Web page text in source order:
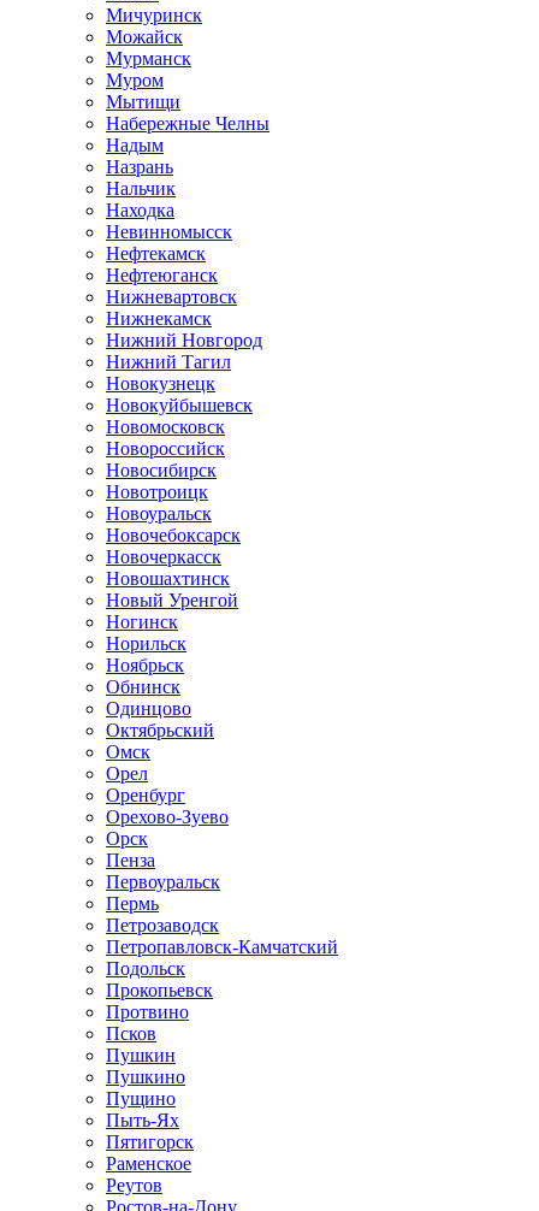
Мичуринск
Можайск
Мурманск
Муром
Мытищи
Набережные Челны
Надым
Назрань
Нальчик
Находка
Невинномысск
Нефтекамск
Нефтеюганск
Нижневартовск
Нижнекамск
Нижний Новгород
Нижний Тагил
Новокузнецк
Новокуйбышевск
Новомосковск
Новороссийск
Новосибирск
Новотроицк
Новоуральск
Новочебоксарск
Новочеркасск
Новошахтинск
Новый Уренгой
Ногинск
Норильск
Ноябрьск
Обнинск
Одинцово
Октябрьский
Омск
Орел
Оренбург
Орехово-Зуево
Орск
Пенза
Первоуральск
Пермь
Петрозаводск
Петропавловск-Камчатский
Подольск
Прокопьевск
Протвино
Псков
Пушкин
Пушкино
Пущино
Пыть-Ях
Пятигорск
Раменское
Реутов
Ростов-на-Дону